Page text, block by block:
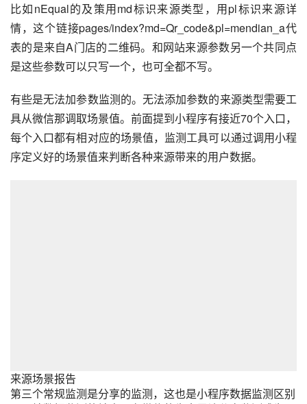
比如nEqual的及策用md标识来源类型，用pl标识来源详
情，这个链接pages/index?md=Qr_code&pl=mendian_a代
表的是来自A门店的二维码。和网站来源参数另一个共同点
是这些参数可以只写一个，也可全都不写。
有些是无法加参数监测的。无法添加参数的来源类型需要工
具从微信那调取场景值。前面提到小程序有接近70个入口，
每个入口都有相对应的场景值，监测工具可以通过调用小程
序定义好的场景值来判断各种来源带来的用户数据。
来源场景报告
第三个常规监测是分享的监测，这也是小程序数据监测区别